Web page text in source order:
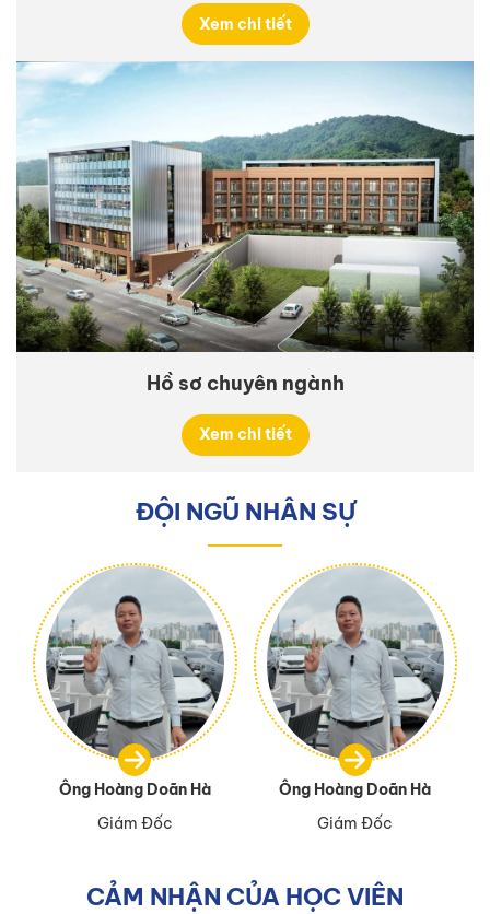
Xem chi tiết
Hồ sơ chuyên ngành
Xem chi tiết
ĐỘI NGŨ NHÂN SỰ
Ông Hoàng Doãn Hà
Giám Đốc
Ông Hoàng Doãn Hà
Giám Đốc
CẢM NHẬN CỦA HỌC VIÊN